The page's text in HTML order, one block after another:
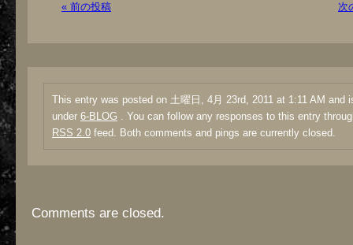
« 前の投稿 次
This entry was posted on 土曜日, 4月 23rd, 2011 at 1:11 AM and
under 6-BLOG . You can follow any responses to this entry
RSS 2.0 feed. Both comments and pings are currently closed.
Comments are closed.